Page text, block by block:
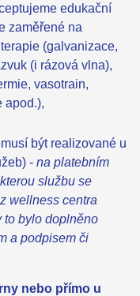
edukační
zaměřené na
(galvanizace,
(i rázová vlna),
vasotrain,
apod.),
být realizované u
- na platebním
službu se
wellness centra
to bylo doplněno
a podpisem či
nebo přímo u